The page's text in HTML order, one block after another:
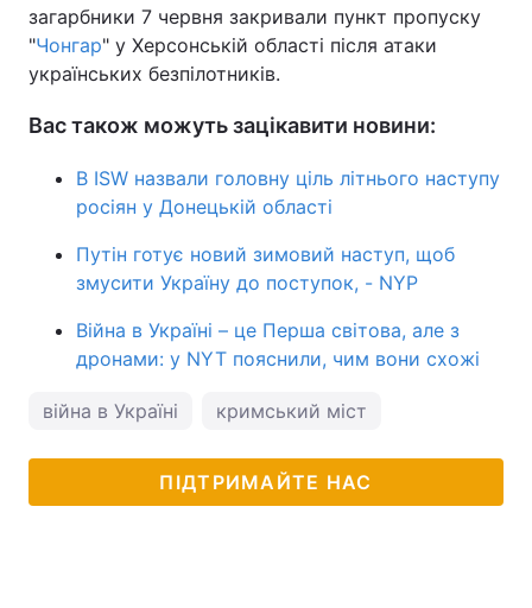
загарбники 7 червня закривали пункт пропуску
"Чонгар" у Херсонській області після атаки
українських безпілотників.
Вас також можуть зацікавити новини:
В ISW назвали головну ціль літнього наступу
росіян у Донецькій області
Путін готує новий зимовий наступ, щоб
змусити Україну до поступок, - NYP
Війна в Україні – це Перша світова, але з
дронами: у NYT пояснили, чим вони схожі
війна в Україні кримський міст
ПІДТРИМАЙТЕ НАС